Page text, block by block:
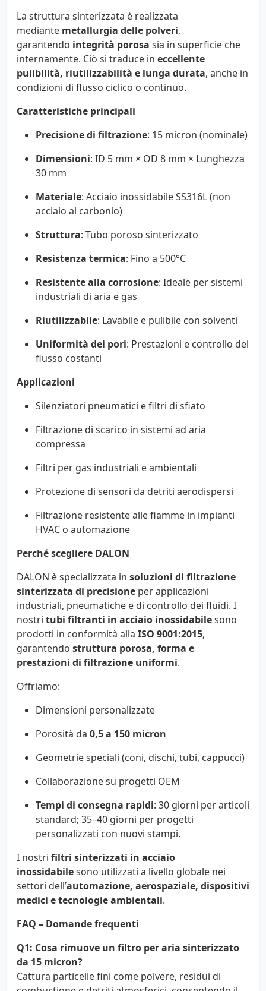
La struttura sinterizzata è realizzata
mediante metallurgia delle polveri,
garantendo integrità porosa sia in superficie che
internamente. Ciò si traduce in eccellente
pulibilità, riutilizzabilità e lunga durata, anche in
condizioni di flusso ciclico o continuo.
Caratteristiche principali
Precisione di filtrazione: 15 micron (nominale)
Dimensioni: ID 5 mm × OD 8 mm × Lunghezza
30 mm
Materiale: Acciaio inossidabile SS316L (non
acciaio al carbonio)
Struttura: Tubo poroso sinterizzato
Resistenza termica: Fino a 500°C
Resistente alla corrosione: Ideale per sistemi
industriali di aria e gas
Riutilizzabile: Lavabile e pulibile con solventi
Uniformità dei pori: Prestazioni e controllo del
flusso costanti
Applicazioni
Silenziatori pneumatici e filtri di sfiato
Filtrazione di scarico in sistemi ad aria
compressa
Filtri per gas industriali e ambientali
Protezione di sensori da detriti aerodispersi
Filtrazione resistente alle fiamme in impianti
HVAC o automazione
Perché scegliere DALON
DALON è specializzata in soluzioni di filtrazione
sinterizzata di precisione per applicazioni
industriali, pneumatiche e di controllo dei fluidi. I
nostri tubi filtranti in acciaio inossidabilesono
prodotti in conformità alla ISO 9001:2015,
garantendo struttura porosa, forma e
prestazioni di filtrazione uniformi.
Offriamo:
Dimensioni personalizzate
Porosità da 0,5 a 150 micron
Geometrie speciali (coni, dischi, tubi, cappucci)
Collaborazione su progetti OEM
Tempi di consegna rapidi: 30 giorni per articoli
standard; 35–40 giorni per progetti
personalizzati con nuovi stampi.
I nostri filtri sinterizzati in acciaio
inossidabilesono utilizzati a livello globale nei
settori dell’automazione, aerospaziale, dispositivi
medici e tecnologie ambientali.
FAQ – Domande frequenti
Q1: Cosa rimuove un filtro per aria sinterizzato
da 15 micron?
Cattura particelle fini come polvere, residui di